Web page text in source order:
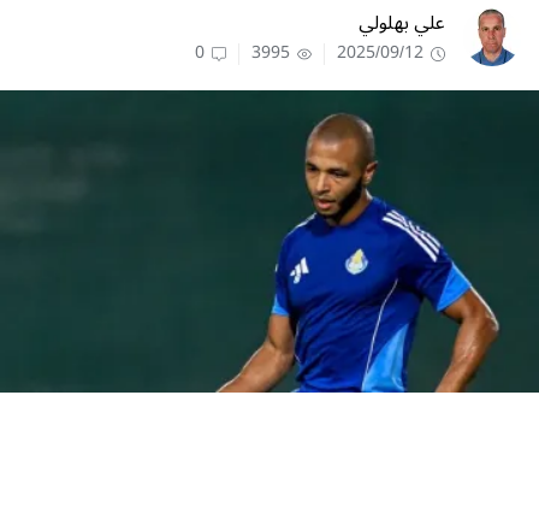
علي بهلولي
2025/09/12
3995
0